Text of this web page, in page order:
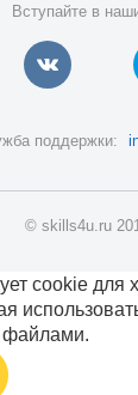
Вступайте в
поддержки:
© skills4u.ru
cookie для
файлами.